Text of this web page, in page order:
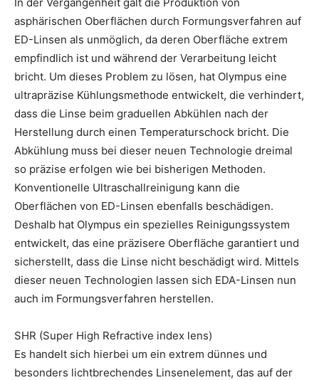
asphärischen Oberflächen durch Formungsverfahren auf
ED-Linsen als unmöglich, da deren Oberfläche extrem
empfindlich ist und während der Verarbeitung leicht
bricht. Um dieses Problem zu lösen, hat Olympus eine
ultrapräzise Kühlungsmethode entwickelt, die verhindert,
dass die Linse beim graduellen Abkühlen nach der
Herstellung durch einen Temperaturschock bricht. Die
Abkühlung muss bei dieser neuen Technologie dreimal
so präzise erfolgen wie bei bisherigen Methoden.
Konventionelle Ultraschallreinigung kann die
Oberflächen von ED-Linsen ebenfalls beschädigen.
Deshalb hat Olympus ein spezielles Reinigungssystem
entwickelt, das eine präzisere Oberfläche garantiert und
sicherstellt, dass die Linse nicht beschädigt wird. Mittels
dieser neuen Technologien lassen sich EDA-Linsen nun
auch im Formungsverfahren herstellen.
SHR (Super High Refractive index lens)
Es handelt sich hierbei um ein extrem dünnes und
besonders lichtbrechendes Linsenelement, das auf der